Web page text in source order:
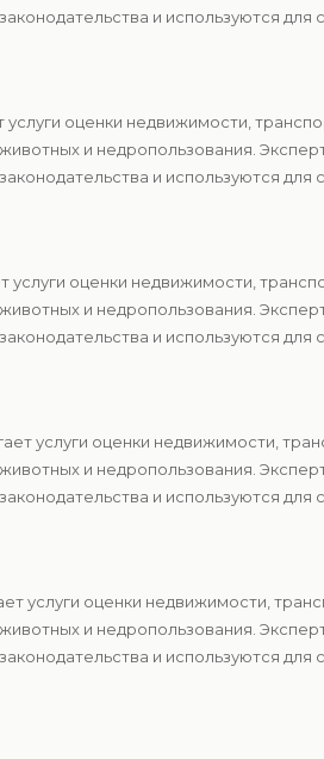
и используются для
оценки недвижимости,
и недропользования.
и используются для
оценки недвижимости,
и недропользования.
и используются для
услуги оценки недвижимости,
и недропользования.
и используются для
услуги оценки недвижимости,
и недропользования.
и используются для